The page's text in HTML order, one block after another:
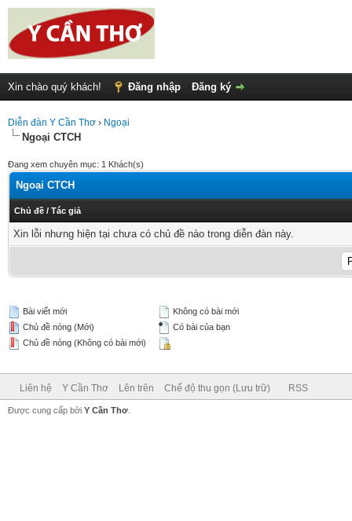
Xin chào quý khách! Đăng nhập Đăng ký
Diễn đàn Y Cần Thơ › Ngoại
Ngoại CTCH
Đang xem chuyên mục: 1 Khách(s)
Ngoại CTCH
Chủ đề / Tác giả
Xin lỗi nhưng hiện tại chưa có chủ đề nào trong diễn đàn này.
Bài viết mới
Chủ đề nóng (Mới)
Chủ đề nóng (Không có bài mới)
Không có bài mới
Có bài của bạn
Liên hệ Y Cần Thơ Lên trên Chế độ thu gọn (Lưu trữ) RSS
Được cung cấp bởi Y Cần Thơ